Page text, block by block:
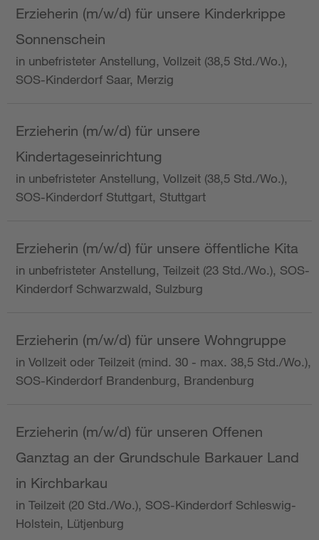
Erzieherin (m/w/d) für unsere Kinderkrippe
Sonnenschein
in unbefristeter Anstellung, Vollzeit (38,5 Std./Wo.),
SOS-Kinderdorf Saar, Merzig
Erzieherin (m/w/d) für unsere
Kindertageseinrichtung
in unbefristeter Anstellung, Vollzeit (38,5 Std./Wo.),
SOS-Kinderdorf Stuttgart, Stuttgart
Erzieherin (m/w/d) für unsere öffentliche Kita
in unbefristeter Anstellung, Teilzeit (23 Std./Wo.), SOS-
Kinderdorf Schwarzwald, Sulzburg
Erzieherin (m/w/d) für unsere Wohngruppe
in Vollzeit oder Teilzeit (mind. 30 - max. 38,5 Std./Wo.),
SOS-Kinderdorf Brandenburg, Brandenburg
Erzieherin (m/w/d) für unseren Offenen
Ganztag an der Grundschule Barkauer Land
in Kirchbarkau
in Teilzeit (20 Std./Wo.), SOS-Kinderdorf Schleswig-
Holstein, Lütjenburg